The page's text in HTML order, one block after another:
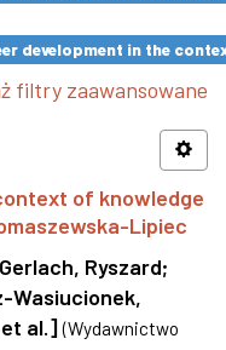
development in the
filtry zaawansowane
of knowledge
Lipiec
Gerlach, Ryszard;
Wasiucionek,
al.] (Wydawnictwo